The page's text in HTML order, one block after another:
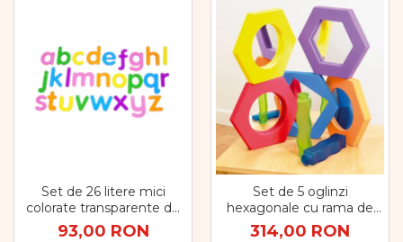
Set de 26 litere mici
colorate transparente de
înălțime 70 mm, TickiT
93,00 RON
Set de 5 oglinzi
hexagonale cu rama de
spuma
314,00 RON